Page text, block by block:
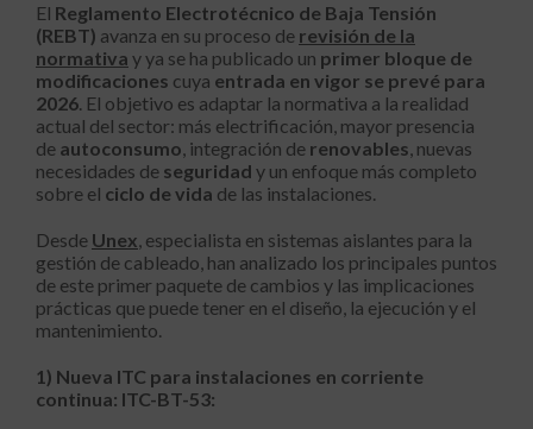
El Reglamento Electrotécnico de Baja Tensión
(REBT) avanza en su proceso de revisión de la
normativa y ya se ha publicado un primer bloque de
modificaciones cuya entrada en vigor se prevé para
2026. El objetivo es adaptar la normativa a la realidad
actual del sector: más electrificación, mayor presencia
de autoconsumo, integración de renovables, nuevas
necesidades de seguridad y un enfoque más completo
sobre el ciclo de vida de las instalaciones.
Desde Unex, especialista en sistemas aislantes para la
gestión de cableado, han analizado los principales puntos
de este primer paquete de cambios y las implicaciones
prácticas que puede tener en el diseño, la ejecución y el
mantenimiento.
1) Nueva ITC para instalaciones en corriente
continua: ITC-BT-53: